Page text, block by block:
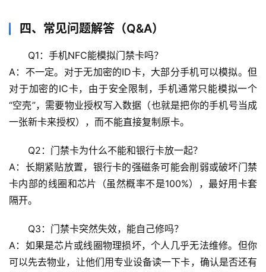
四、常见问题解答（Q&A）
Q1：手机NFC能模拟门禁卡吗？
A：不一定。对于无加密的ID卡，大部分手机可以模拟。但
对于加密的IC卡，由于安全限制，手机通常只能模拟一个
“空壳”，需要物业授权写入数据（也就是把你的手机号当成
一张新卡来授权），而不能直接复制原卡。
Q2：门禁卡为什么不能和银行卡放一起？
A：长期紧贴放置，银行卡的强磁条可能会削弱或破坏门禁
卡内部的线圈和芯片（虽然概率不是100%），最好用卡套
隔开。
Q3：门禁卡突然失效，能自己修吗？
A：如果是芯片或线圈物理损坏，个人几乎无法维修。但你
可以先去物业，让他们用专业设备读一下卡，确认是否还有